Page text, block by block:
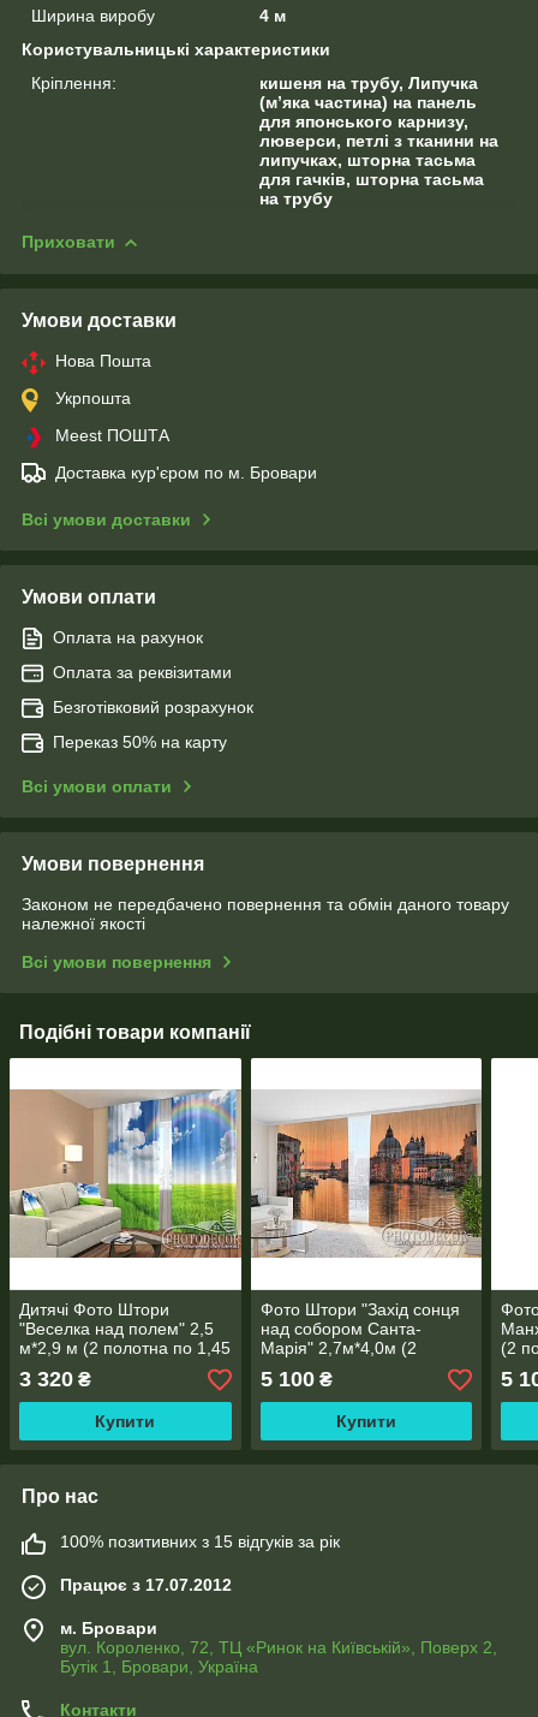
Ширина виробу
4 м
Користувальницькі характеристики
Кріплення:
кишеня на трубу, Липучка
(м’яка частина) на панель
для японського карнизу,
люверси, петлі з тканини на
липучках, шторна тасьма
для гачків, шторна тасьма
на трубу
Приховати
Умови доставки
Нова Пошта
Укрпошта
Meest ПОШТА
Доставка кур'єром по м. Бровари
Всі умови доставки
Умови оплати
Оплата на рахунок
Оплата за реквізитами
Безготівковий розрахунок
Переказ 50% на карту
Всі умови оплати
Умови повернення
Законом не передбачено повернення та обмін даного товару
належної якості
Всі умови повернення
Подібні товари компанії
Дитячі Фото Штори
"Веселка над полем" 2,5
м*2,9 м (2 полотна по 1,45
м), тасьма
3 320 ₴
Купити
Фото Штори "Захід сонця
над собором Санта-
Марія" 2,7м*4,0м (2
полотна по 2,0м), тасьма
5 100₴
Купити
(2
5
Про нас
100% позитивних з 15 відгуків за рік
Працює з 17.07.2012
м. Бровари
вул. Короленко, 72, ТЦ «Ринок на Київській», Поверх 2,
Бутік 1, Бровари, Україна
Контакти